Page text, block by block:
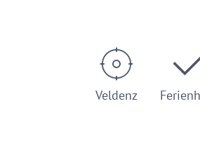
Veldenz